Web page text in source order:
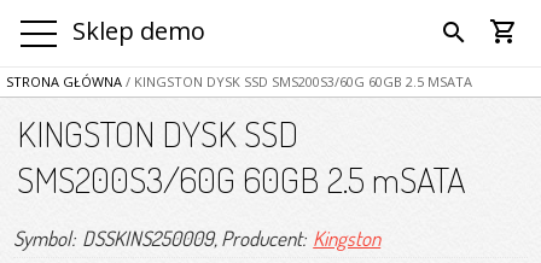
Sklep demo search shopping_cart
STRONA GŁÓWNA / KINGSTON DYSK SSD SMS200S3/60G 60GB 2.5 MSATA
KINGSTON DYSK SSD
SMS200S3/60G 60GB 2.5 mSATA
Symbol: DSSKINS250009, Producent: Kingston